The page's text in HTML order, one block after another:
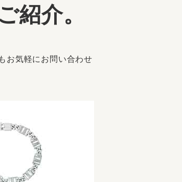
紹介。
お気軽にお問い合わせ